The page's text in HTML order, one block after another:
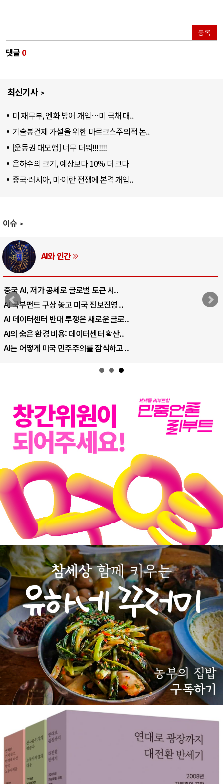
등록
댓글 0
최신기사
미 재무부, 엔화 방어 개입…미 국채 대..
기술봉건제 가설을 위한 마르크스주의적 논..
[운동권 대모험] 너무 더워!!!!!!!
은하수의 크기, 예상보다 10% 더 크다
중국·러시아, 미·이란 전쟁에 본격 개입..
이슈
AI와 인간
중국 AI, 저가 공세로 글로벌 토큰 시..
AI 국부펀드 구상 놓고 미국 진보진영 ..
AI 데이터센터 반대 투쟁은 새로운 글로..
AI의 숨은 환경 비용: 데이터센터 확산..
AI는 어떻게 미국 민주주의를 잠식하고 ..